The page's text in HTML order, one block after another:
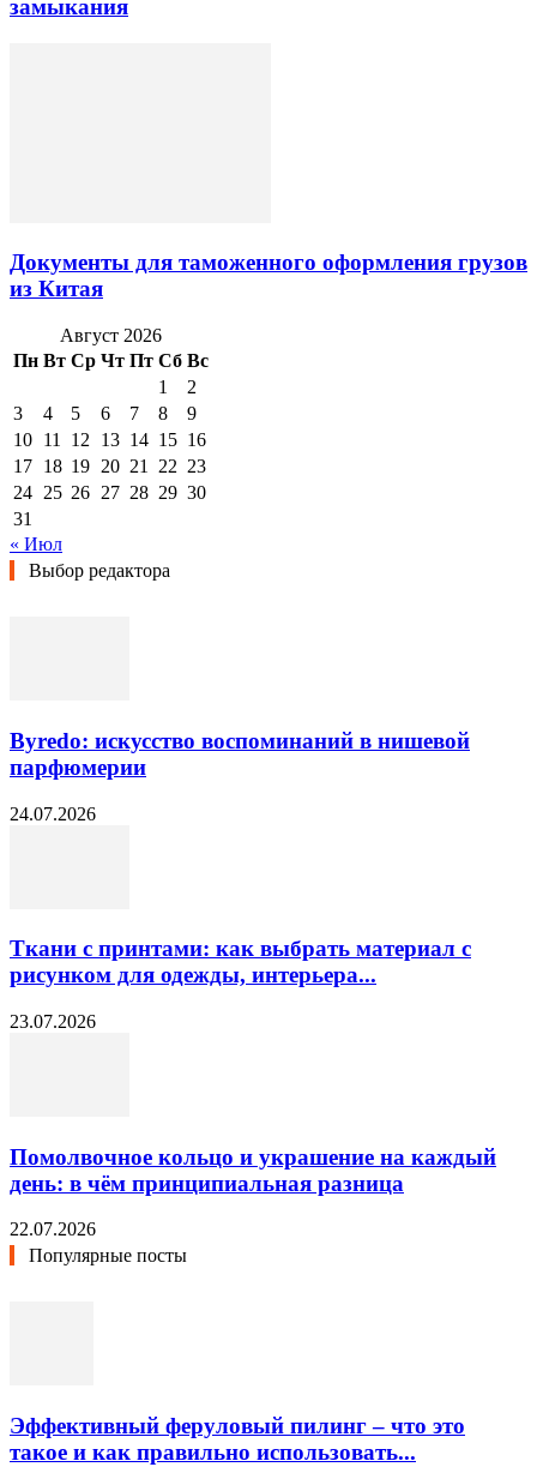
замыкания
Документы для таможенного оформления грузов
из Китая
Август 2026
Пн Вт Ср Чт Пт Сб Вс
1
2
3
4 5 6 7 8
9
10 11 12 13 14 15 16
17 18 19 20 21 22 23
24 25 26 27 28 29 30
31
« Июл
Выбор редактора
Byredo: искусство воспоминаний в нишевой
парфюмерии
24.07.2026
Ткани с принтами: как выбрать материал с
рисунком для одежды, интерьера...
23.07.2026
Помолвочное кольцо и украшение на каждый
день: в чём принципиальная разница
22.07.2026
Популярные посты
Эффективный феруловый пилинг – что это
такое и как правильно использовать...